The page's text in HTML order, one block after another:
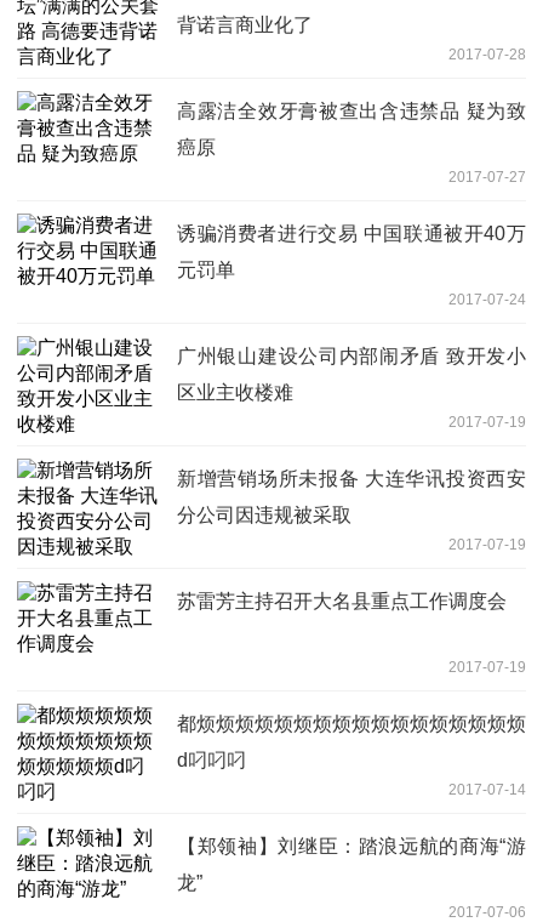
背诺言商业化了
2017-07-28
高露洁全效牙膏被查出含违禁品 疑为致
癌原
2017-07-27
诱骗消费者进行交易 中国联通被开40万
元罚单
2017-07-24
广州银山建设公司内部闹矛盾 致开发小
区业主收楼难
2017-07-19
新增营销场所未报备 大连华讯投资西安
分公司因违规被采取
2017-07-19
苏雷芳主持召开大名县重点工作调度会
2017-07-19
都烦烦烦烦烦烦烦烦烦烦烦烦烦烦烦烦烦
d叼叼叼
2017-07-14
【郑领袖】刘继臣：踏浪远航的商海“游
龙”
2017-07-06